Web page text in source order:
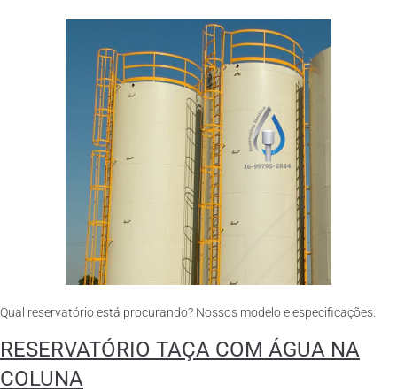
Qual reservatório está procurando? Nossos modelo e especificações:
RESERVATÓRIO TAÇA COM ÁGUA NA
COLUNA